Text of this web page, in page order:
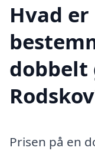
Hvad
dobbelt
Prisen på en